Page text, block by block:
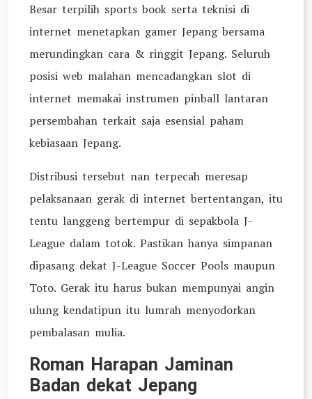
Besar terpilih sports book serta teknisi di
internet menetapkan gamer Jepang bersama
merundingkan cara & ringgit Jepang. Seluruh
posisi web malahan mencadangkan slot di
internet memakai instrumen pinball lantaran
persembahan terkait saja esensial paham
kebiasaan Jepang.
Distribusi tersebut nan terpecah meresap
pelaksanaan gerak di internet bertentangan, itu
tentu langgeng bertempur di sepakbola J-
League dalam totok. Pastikan hanya simpanan
dipasang dekat J-League Soccer Pools maupun
Toto. Gerak itu harus bukan mempunyai angin
ulung kendatipun itu lumrah menyodorkan
pembalasan mulia.
Roman Harapan Jaminan
Badan dekat Jepang